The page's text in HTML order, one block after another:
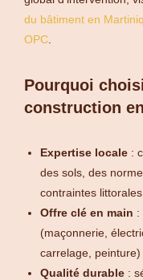
du bâtiment en
OPC
Pourquoi
construction
Expertise locale :
des sols, des
contraintes littorales.
Offre clé en main :
(maçonnerie,
carrelage, peinture)
Qualité durable :